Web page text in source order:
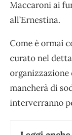
Maccaroni ai
all’Ernestina.
Come è ormai
curato nel
organizzazione
mancherà di
interverranno